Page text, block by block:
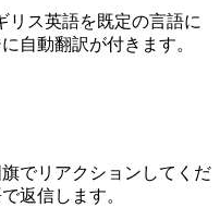
リス英語を既定の言語に
自動翻訳が付きます。
でリアクションしてくだ
返信します。